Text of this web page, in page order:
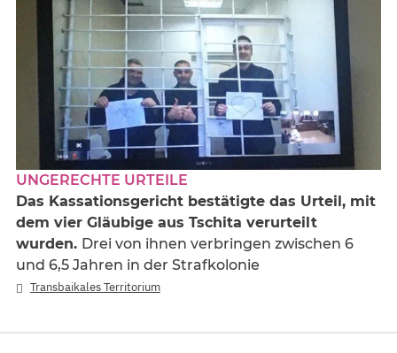
UNGERECHTE URTEILE
Das Kassationsgericht bestätigte das Urteil, mit
dem vier Gläubige aus Tschita verurteilt
wurden. Drei von ihnen verbringen zwischen 6
und 6,5 Jahren in der Strafkolonie
Transbaikales Territorium